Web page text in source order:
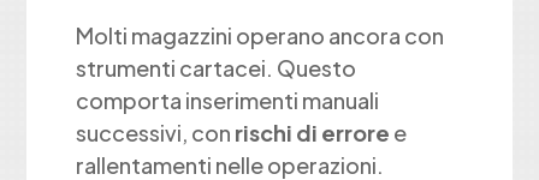
Molti magazzini operano ancora con
strumenti cartacei. Questo
comporta inserimenti manuali
successivi, con rischi di errore e
rallentamenti nelle operazioni.